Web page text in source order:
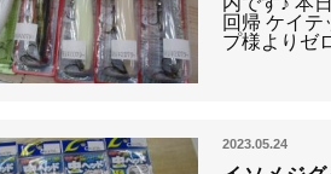
回帰 ケイ
プ様よりゼ
2023.05.24